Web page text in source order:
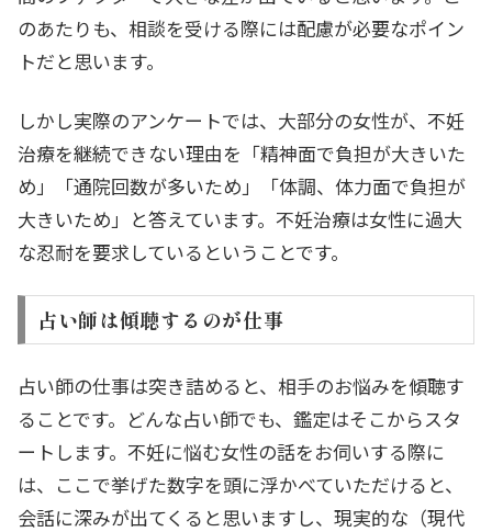
のあたりも、相談を受ける際には配慮が必要なポイン
トだと思います。
しかし実際のアンケートでは、大部分の女性が、不妊
治療を継続できない理由を「精神面で負担が大きいた
め」「通院回数が多いため」「体調、体力面で負担が
大きいため」と答えています。不妊治療は女性に過大
な忍耐を要求しているということです。
占い師は傾聴するのが仕事
占い師の仕事は突き詰めると、相手のお悩みを傾聴す
ることです。どんな占い師でも、鑑定はそこからスタ
ートします。不妊に悩む女性の話をお伺いする際に
は、ここで挙げた数字を頭に浮かべていただけると、
会話に深みが出てくると思いますし、現実的な（現代